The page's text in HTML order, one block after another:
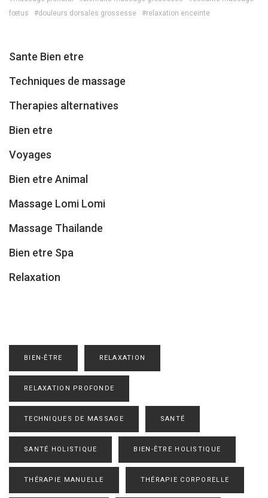
fœtus
#douleurs dorsales grossesse #relaxation enceinte
Sante Bien etre
Techniques de massage
Therapies alternatives
Bien etre
Voyages
Bien etre Animal
Massage Lomi Lomi
Massage Thailande
Bien etre Spa
Relaxation
BIEN-ÊTRE RELAXATION
RELAXATION PROFONDE
TECHNIQUES DE MASSAGE SANTÉ
SANTÉ HOLISTIQUE BIEN-ÊTRE HOLISTIQUE
THÉRAPIE MANUELLE THÉRAPIE CORPORELLE